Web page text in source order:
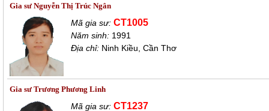
Gia sư Nguyễn Thị Trúc Ngân
Mã gia sư: CT1005
Năm sinh: 1991
Địa chỉ: Ninh Kiều, Cần Thơ
Gia sư Trương Phương Linh
Mã gia sư: CT1237